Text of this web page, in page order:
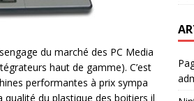
du marché des PC Media
haut de gamme). C’est
performantes à prix sympa
du plastique des boitiers il